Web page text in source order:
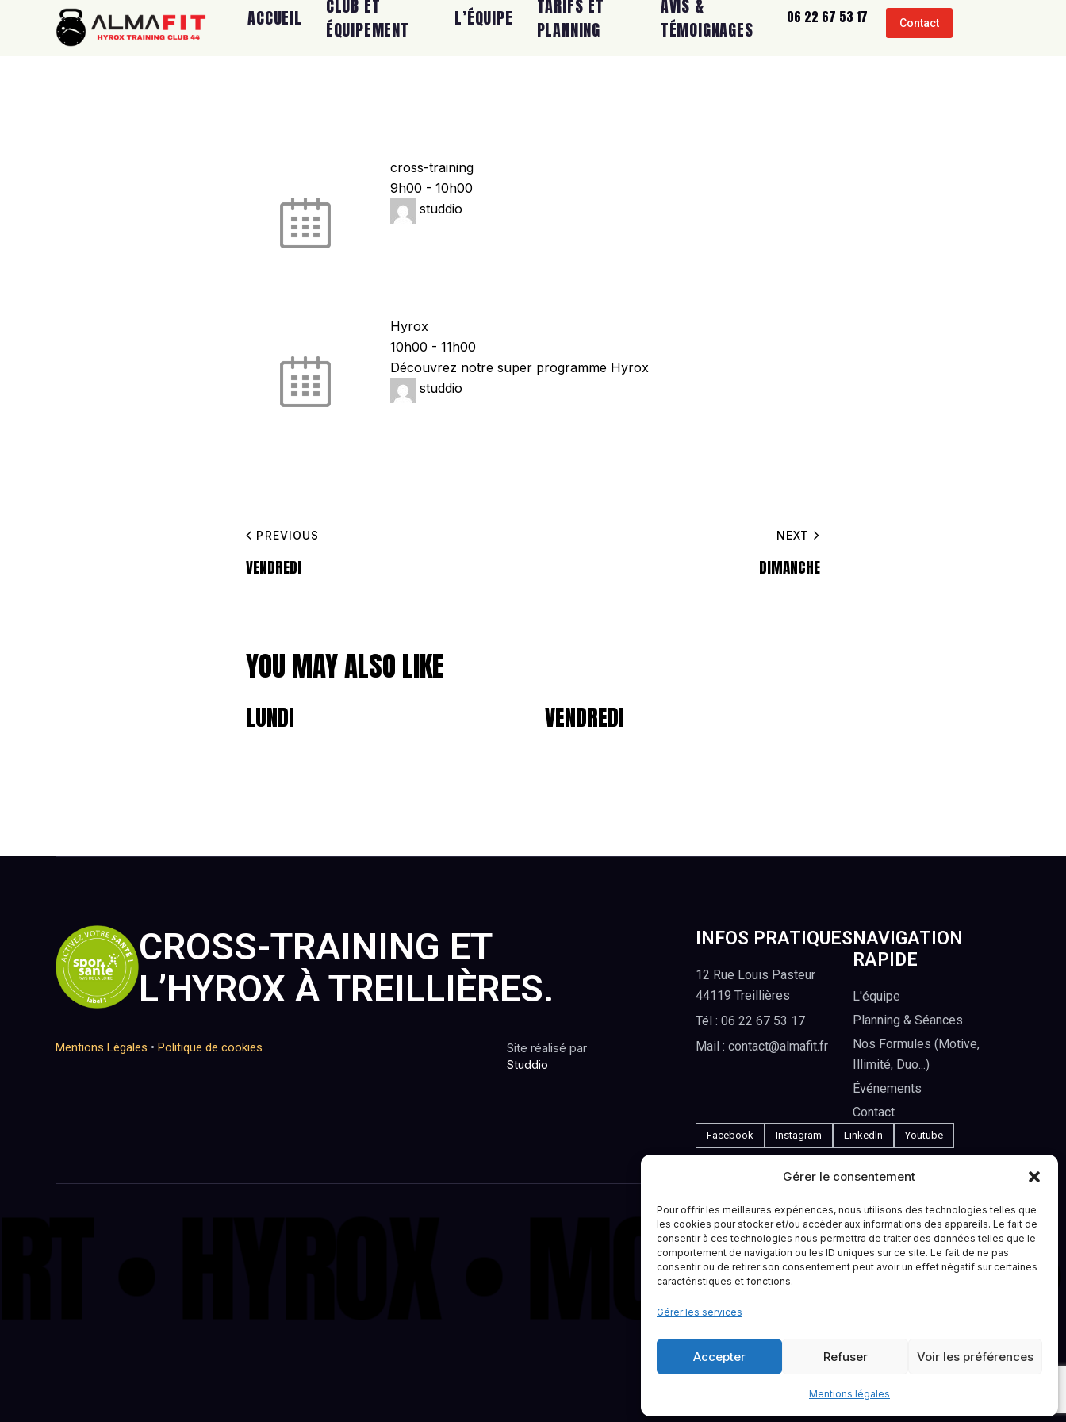
Gérer le consentement
Pour offrir les meilleures expériences, nous utilisons des technologies telles que
les cookies pour stocker et/ou accéder aux informations des appareils. Le fait de
consentir à ces technologies nous permettra de traiter des données telles que le
comportement de navigation ou les ID uniques sur ce site. Le fait de ne pas
consentir ou de retirer son consentement peut avoir un effet négatif sur certaines
caractéristiques et fonctions.
Gérer les services
Accepter Refuser Voir les préférences
Mentions légales
ACCUEIL
CLUB ET
ÉQUIPEMENT
L’ÉQUIPE
TARIFS ET
PLANNING
AVIS &
TÉMOIGNAGES
06 22 67 53 17 Contact
cross-training
9h00 - 10h00
studdio
Hyrox
10h00 - 11h00
Découvrez notre super programme Hyrox
studdio
PREVIOUS
VENDREDI
NEXT
DIMANCHE
YOU MAY ALSO LIKE
LUNDI VENDREDI
CROSS-TRAINING ET
L’HYROX À TREILLIÈRES.
Mentions Légales • Politique de cookies
Site réalisé par
Studdio
INFOS PRATIQUES
12 Rue Louis Pasteur
44119 Treillières
Tél : 06 22 67 53 17
Mail : contact@almafit.fr
NAVIGATION
RAPIDE
L'équipe
Planning & Séances
Nos Formules (Motive,
Illimité, Duo...)
Événements
Contact
Facebook Instagram Linkedln Youtube
MOTIVATION•